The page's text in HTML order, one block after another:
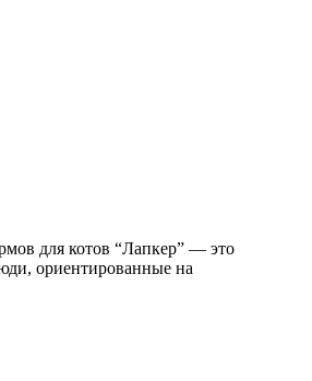
для котов “Лапкер” — это
ориентированные на